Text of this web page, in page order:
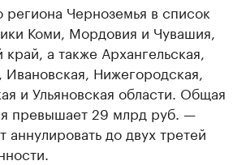
Черноземья в список
Коми, Мордовия и Чувашия,
а также Архангельская,
Ивановская, Нижегородская,
и Ульяновская области. Общая
превышает 29 млрд руб. —
аннулировать до двух третей